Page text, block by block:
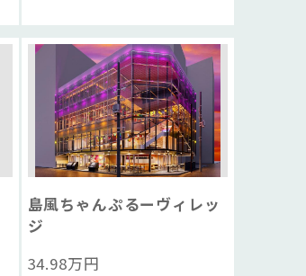
島風ちゃんぷるーヴィレッ
ジ
34.98万円